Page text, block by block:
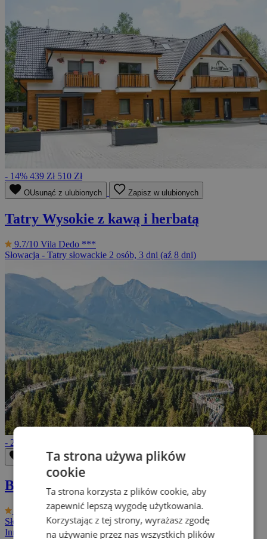
- 14% 439 Zł 510 Zł
OUsunąć z ulubionych Zapisz w ulubionych
Tatry Wysokie z kawą i herbatą
9.7/10 Vila Dedo ***
Słowacja - Tatry słowackie 2 osób, 3 dni (aź 8 dni)
- 21%
OUsunąć z ulubionych Zapisz w ulubionych
Białe Tatry ze zniżkami + dziecko gratis
Penzion Šilon
Słowacja - Tatry słowackie2 osób, 3 dni (aź 8 dni)
Inne pobyty
Ta strona używa plików
cookie
Ta strona korzysta z plików cookie, aby
zapewnić lepszą wygodę użytkowania.
Korzystając z tej strony, wyrażasz zgodę
na używanie przez nas wszystkich plików